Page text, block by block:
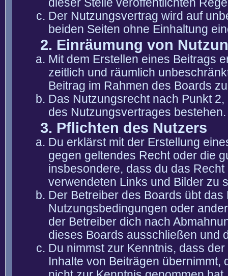
dieser Stelle veröffentlichten
Der Nutzungsvertrag wird auf
beiden Seiten ohne Einhaltung
2. Einräumung von
Mit dem Erstellen eines Beitrags
zeitlich und räumlich
Beitrag im Rahmen des Boards
Das Nutzungsrecht nach Punkt
des Nutzungsvertrages bestehen.
3. Pflichten des Nutzers
Du erklärst mit der Erstellung
gegen geltendes Recht oder die
insbesondere, dass du das
verwendeten Links und Bilder zu
Der Betreiber des Boards übt
Nutzungsbedingungen oder
der Betreiber dich nach
dieses Boards ausschließen und
Du nimmst zur Kenntnis, dass
Inhalte von Beiträgen übernimmt,